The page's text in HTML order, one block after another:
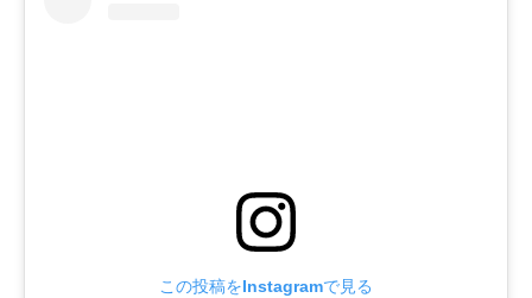
この投稿をInstagramで見る